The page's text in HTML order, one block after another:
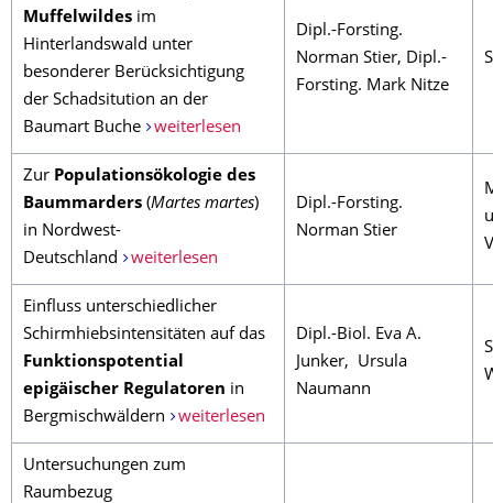
Muffelwildes im
Hinterlandswald unter
besonderer Berücksichtigung
der Schadsitution an der
Baumart Buche
weiterlesen
Dipl.-Forsting.
Norman Stier, Dipl.-
Forsting. Mark Nitze
Zur Populationsökologie des
Baummarders (Martes martes)
in Nordwest-
Deutschland
weiterlesen
Dipl.-Forsting.
Norman Stier
Einfluss unterschiedlicher
Schirmhiebsintensitäten auf das
Funktionspotential
epigäischer Regulatoren in
Bergmischwäldern
weiterlesen
Dipl.-Biol. Eva A.
Junker, Ursula
Naumann
Untersuchungen zum
Raumbezug